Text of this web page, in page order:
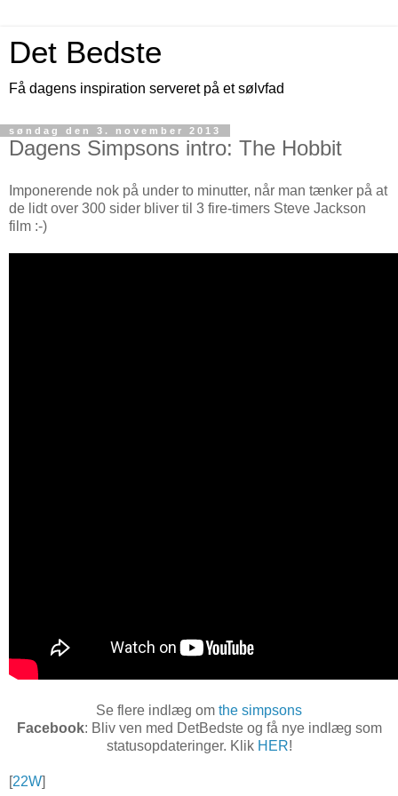
Det Bedste
Få dagens inspiration serveret på et sølvfad
søndag den 3. november 2013
Dagens Simpsons intro: The Hobbit
Imponerende nok på under to minutter, når man tænker på at
de lidt over 300 sider bliver til 3 fire-timers Steve Jackson
film :-)
Se flere indlæg om the simpsons
Facebook: Bliv ven med DetBedste og få nye indlæg som
statusopdateringer. Klik HER!
[22W]